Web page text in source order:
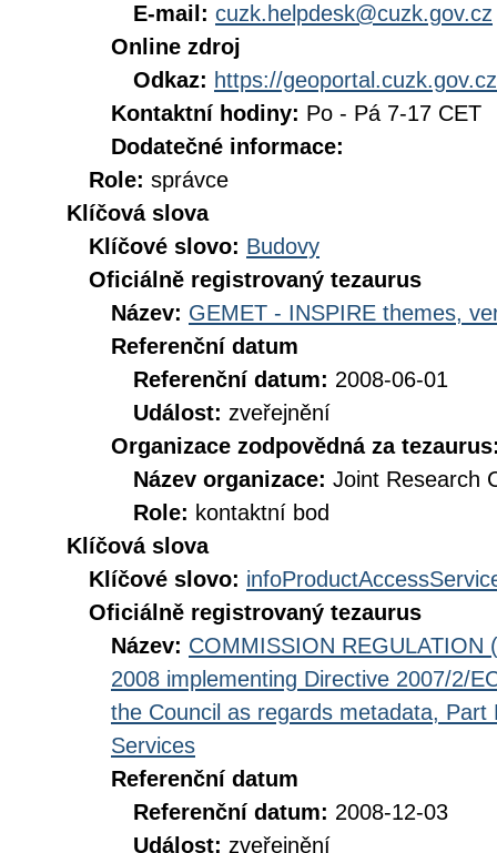
E-mail: cuzk.helpdesk@cuzk.gov.cz
Online zdroj
Odkaz: https://geoportal.cuzk.gov.cz
Kontaktní hodiny: Po - Pá 7-17 CET
Dodatečné informace:
Role: správce
Klíčová slova
Klíčové slovo: Budovy
Oficiálně registrovaný tezaurus
Název: GEMET - INSPIRE themes,
Referenční datum
Referenční datum: 2008-06-01
Událost: zveřejnění
Organizace zodpovědná za
Název organizace: Joint Research
Role: kontaktní bod
Klíčová slova
Klíčové slovo:
Oficiálně registrovaný tezaurus
Název: COMMISSION REGULATION
2008 implementing Directive 2007/2/
the Council as regards metadata,
Services
Referenční datum
Referenční datum: 2008-12-03
Událost: zveřejnění